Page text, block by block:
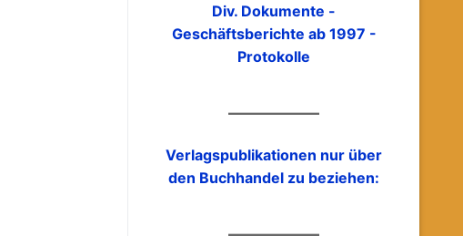
Div. Dokumente -
Geschäftsberichte ab 1997 -
Protokolle
Verlagspublikationen nur über
den Buchhandel zu beziehen: